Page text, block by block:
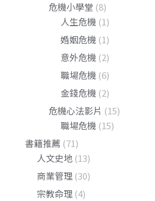
危機小學堂 (8)
人生危機 (1)
婚姻危機 (1)
意外危機 (2)
職場危機 (6)
金錢危機 (2)
危機心法影片 (15)
職場危機 (15)
書籍推薦 (71)
人文史地 (13)
商業管理 (30)
宗教命理 (4)